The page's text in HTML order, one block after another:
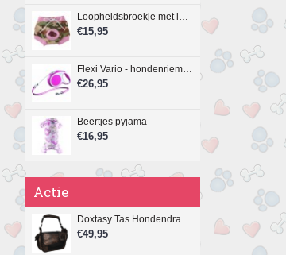
Loopheidsbroekje met legerprint en roze bies
€15,95
Flexi Vario - hondenriem - koord - M - 8 meter - roze
€26,95
Beertjes pyjama
€16,95
Actie
Doxtasy Tas Hondendraagtas Copperdots
€49,95